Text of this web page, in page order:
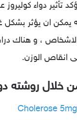
تأثير دواء كوليروز
يمكن ان يؤثر بشكل
، و هناك
انقاص الوزن.
من خلال